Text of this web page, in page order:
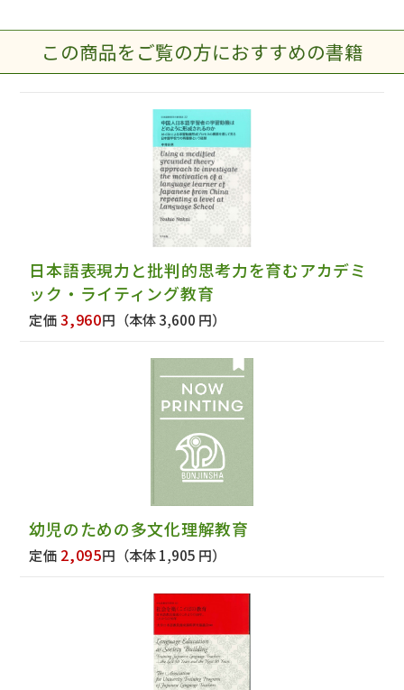
この商品をご覧の方におすすめの書籍
日本語表現力と批判的思考力を育むアカデミ
ック・ライティング教育
定価3,960円 （本体 3,600 円）
幼児のための多文化理解教育
定価 2,095円 （本体 1,905 円）